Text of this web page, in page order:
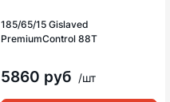
185/65/15 Gislaved
PremiumControl 88T
5860 руб /шт